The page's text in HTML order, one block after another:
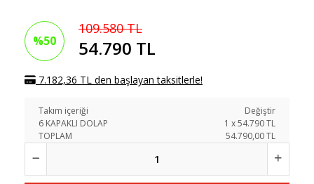
%50
109.580 TL
54.790 TL
7.182,36 TL den başlayan taksitlerle!
Takım içeriği
Değiştir
6 KAPAKLI DOLAP
1 x54.790TL
TOPLAM
54.790,00 TL